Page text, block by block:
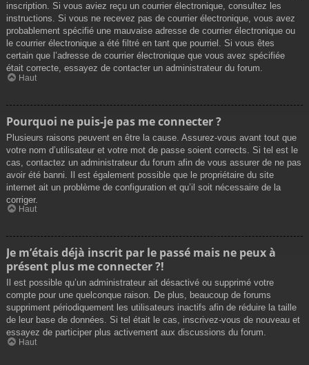
inscription. Si vous aviez reçu un courrier électronique, consultez les
instructions. Si vous ne recevez pas de courrier électronique, vous avez
probablement spécifié une mauvaise adresse de courrier électronique ou
le courrier électronique a été filtré en tant que pourriel. Si vous êtes
certain que l’adresse de courrier électronique que vous avez spécifiée
était correcte, essayez de contacter un administrateur du forum.
Haut
Pourquoi ne puis-je pas me connecter ?
Plusieurs raisons peuvent en être la cause. Assurez-vous avant tout que
votre nom d’utilisateur et votre mot de passe soient corrects. Si tel est le
cas, contactez un administrateur du forum afin de vous assurer de ne pas
avoir été banni. Il est également possible que le propriétaire du site
internet ait un problème de configuration et qu’il soit nécessaire de la
corriger.
Haut
Je m’étais déjà inscrit par le passé mais ne peux à
présent plus me connecter ?!
Il est possible qu’un administrateur ait désactivé ou supprimé votre
compte pour une quelconque raison. De plus, beaucoup de forums
suppriment périodiquement les utilisateurs inactifs afin de réduire la taille
de leur base de données. Si tel était le cas, inscrivez-vous de nouveau et
essayez de participer plus activement aux discussions du forum.
Haut